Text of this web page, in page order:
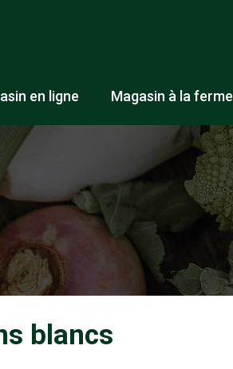
en ligne Magasin à la ferme
blancs